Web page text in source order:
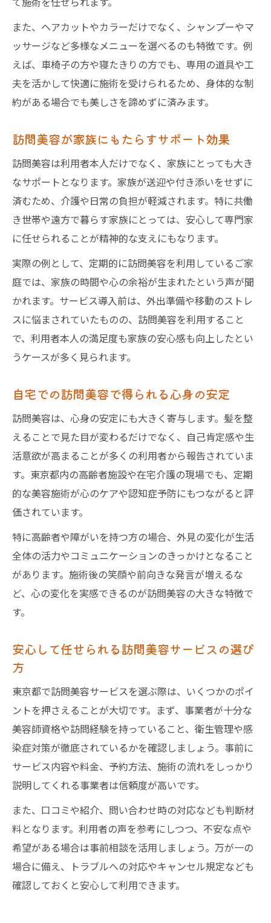
また、ヘアカットやカラーだけでなく、シャンプーやマ
ッサージなど多様なメニューを選べるのも特徴です。例
えば、車椅子の方や寝たきりの方でも、専用の道具や工
夫を活かして快適に施術を受けられるため、身体的な制
約がある場合でも美しさを諦めずに済みます。
訪問美容が家族にもたらすサポート効果
訪問美容は利用者本人だけでなく、家族にとっても大き
なサポートとなります。家族が送迎や付き添いをせずに
済むため、介護や日常の負担が軽減されます。特に共働
き世帯や遠方で暮らす家族にとっては、安心して専門家
に任せられることが精神的な支えにもなります。
実際の例として、定期的に訪問美容を利用しているご家
庭では、家族の時間や心の余裕が生まれたという声が聞
かれます。サービス導入前は、外出準備や移動のストレ
スに悩まされていたものの、訪問美容を利用すること
で、利用者本人の満足度も家族の安心感も向上したとい
うケースが多く見られます。
自宅での訪問美容で得られる心身の安定
訪問美容は、心身の安定にも大きく寄与します。髪を整
えることで見た目が変わるだけでなく、自己肯定感や生
活意欲が高まることが多くの利用者から報告されていま
す。東京都内の高齢者施設や在宅介護の現場でも、定期
的な美容施術が心のケアや認知症予防にもつながると評
価されています。
特に高齢者や障がいを持つ方の場合、外見の変化が生活
全体の活力やコミュニケーションのきっかけとなること
があります。施術後の笑顔や前向きな発言が増えるな
ど、心の変化を実感できるのが訪問美容の大きな特徴で
す。
安心して任せられる訪問美容サービスの選び
方
東京都で訪問美容サービスを選ぶ際は、いくつかのポイ
ントを押さえることが大切です。まず、事業者が十分な
美容師資格や訪問経験を持っていること、衛生管理や感
染症対策が徹底されているかを確認しましょう。事前に
サービス内容や料金、予約方法、施術の流れをしっかり
説明してくれる事業者は信頼度が高いです。
また、口コミや紹介、問い合わせ時の対応なども判断材
料となります。利用者の声を参考にしつつ、不安な点や
希望がある場合は事前相談を活用しましょう。万が一の
場合に備え、トラブルへの対応やキャンセル規定なども
確認しておくと安心して利用できます。